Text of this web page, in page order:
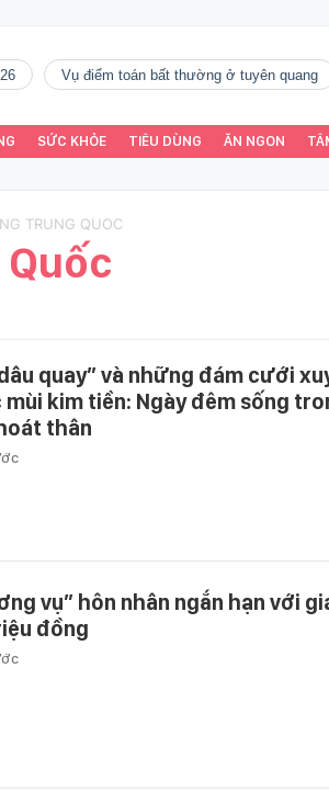
vụ điểm toán bất thường ở tuyên quang
SỨC KHỎE TIÊU DÙNG ĂN NGON
TRUNG QUOC
quay” và những đám cưới
kim tiền: Ngày đêm sống
thân
vụ” hôn nhân ngắn hạn với
đồng